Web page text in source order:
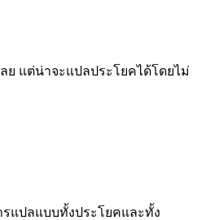
ย แต่น่าจะแปลประโยคได้โดยไม่
รแปลแบบทั้งประโยคและทั้ง